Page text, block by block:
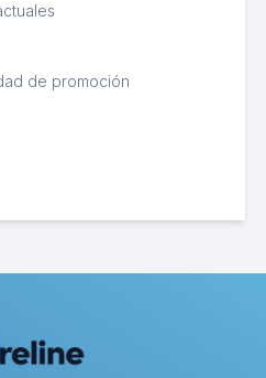
de promoción